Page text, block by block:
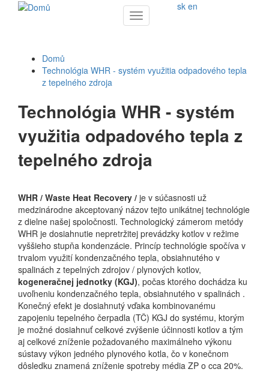
Toggle
navigation
sk en
Domů
Technológia WHR - systém využitia odpadového tepla
z tepelného zdroja
Technológia WHR - systém
využitia odpadového tepla z
tepelného zdroja
WHR / Waste Heat Recovery / je v súčasnosti už
medzinárodne akceptovaný názov tejto unikátnej technológie
z dielne našej spoločnosti. Technologický zámerom metódy
WHR je dosiahnutie nepretržitej prevádzky kotlov v režime
vyššieho stupňa kondenzácie. Princíp technológie spočíva v
trvalom využití kondenzačného tepla, obsiahnutého v
spalinách z tepelných zdrojov / plynových kotlov,
kogeneračnej jednotky (KGJ), počas ktorého dochádza ku
uvoľneniu kondenzačného tepla, obsiahnutého v spalinách .
Konečný efekt je dosiahnutý vďaka kombinovanému
zapojeniu tepelného čerpadla (TČ) KGJ do systému, ktorým
je možné dosiahnuť celkové zvýšenie účinnosti kotlov a tým
aj celkové zníženie požadovaného maximálneho výkonu
sústavy výkon jedného plynového kotla, čo v konečnom
dôsledku znamená zníženie spotreby média ZP o cca 20%.